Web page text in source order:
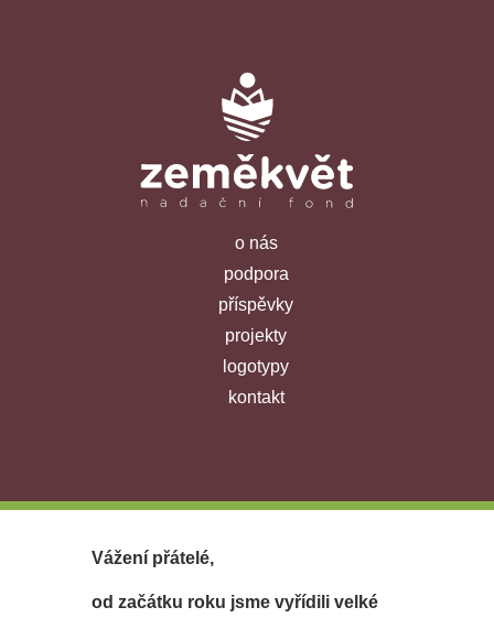
o nás
podpora
příspěvky
projekty
logotypy
kontakt
Vážení přátelé,
od začátku roku jsme vyřídili velké